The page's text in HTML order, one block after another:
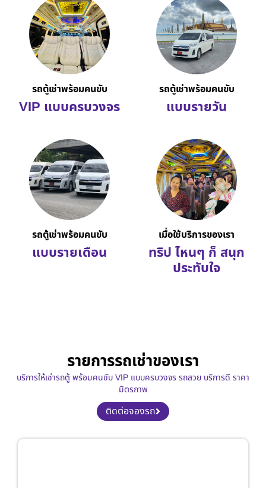
รถตู้เช่าพร้อมคนขับ
VIP แบบครบวงจร
รถตู้เช่าพร้อมคนขับ
แบบรายวัน
รถตู้เช่าพร้อมคนขับ
แบบรายเดือน
เมื่อใช้บริการของเรา
ทริป ไหนๆ ก็ สนุก
ประทับใจ
รายการรถเช่าของเรา
บริการให้เช่ารถตู้ พร้อมคนขับ VIP แบบครบวงจร รถสวย บริการดี ราคา
มิตรภาพ
ติดต่อจองรถ